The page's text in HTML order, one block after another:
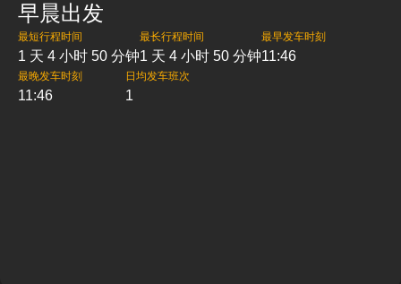
早晨出发
最短行程时间
1 天 4 小时 50 分钟
最长行程时间
1 天 4 小时 50 分钟
最早发车时刻
11:46
最晚发车时刻
11:46
日均发车班次
1